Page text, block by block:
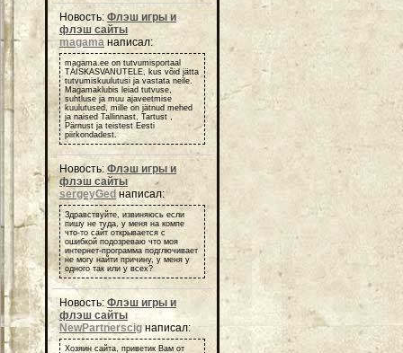
Новость: Флэш игры и
флэш сайты
magama написал:
magama.ee on tutvumisportaal
TÄISKASVANUTELE, kus võid jätta
tutvumiskuulutusi ja vastata neile.
Magamaklubis leiad tutvuse,
suhtluse ja muu ajaveetmise
kuulutused, mille on jätnud mehed
ja naised Tallinnast, Tartust ,
Pärnust ja teistest Eesti
piirkondadest.
Новость:Флэш игры и
флэш сайты
sergeyGed написал:
Здравствуйте, извиняюсь если
пишу не туда, у меня на компе
что-то сайт открывается с
ошибкой подозреваю что моя
интернет-программа подглючивает
не могу найти причину, у меня у
одного так или у всех?
Новость: Флэш игры и
флэш сайты
NewPartnerscigнаписал:
Хозяин сайта, приветик Вам от